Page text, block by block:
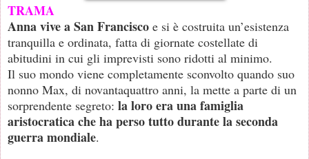
TRAMA
Anna vive a San Francisco e si è costruita un’esistenza
tranquilla e ordinata, fatta di giornate costellate di
abitudini in cui gli imprevisti sono ridotti al minimo.
Il suo mondo viene completamente sconvolto quando suo
nonno Max, di novantaquattro anni, la mette a parte di un
sorprendente segreto: la loro era una famiglia
aristocratica che ha perso tutto durante la seconda
guerra mondiale.